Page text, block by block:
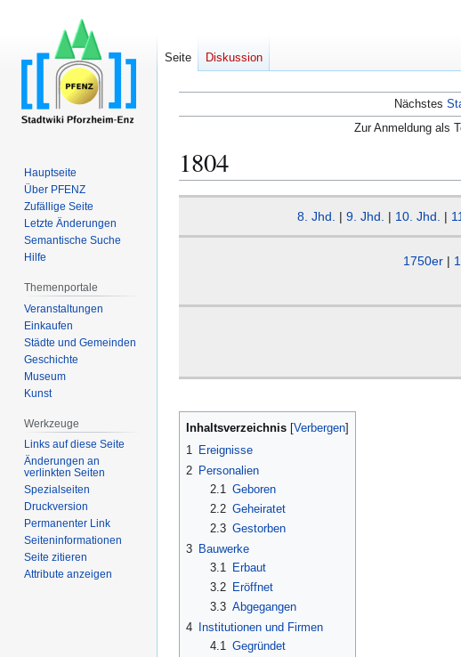
Nächstes
Zur Anmeldung als
1804
8. Jhd. | 9. Jhd. | 10. Jhd. |
1750er |
Inhaltsverzeichnis
1 Ereignisse
2 Personalien
2.1 Geboren
2.2 Geheiratet
2.3 Gestorben
3 Bauwerke
3.1
Erbaut
3.2
Eröffnet
3.3 Abgegangen
4 Institutionen und Firmen
4.1 Gegründet
Seite Diskussion
Hauptseite
Über PFENZ
Zufällige Seite
Letzte Änderungen
Semantische Suche
Hilfe
Themenportale
Veranstaltungen
Einkaufen
Städte und Gemeinden
Geschichte
Museum
Kunst
Werkzeuge
Links auf diese Seite
Änderungen an
verlinkten Seiten
Spezialseiten
Druckversion
Permanenter Link
Seiten­­informationen
Seite zitieren
Attribute anzeigen